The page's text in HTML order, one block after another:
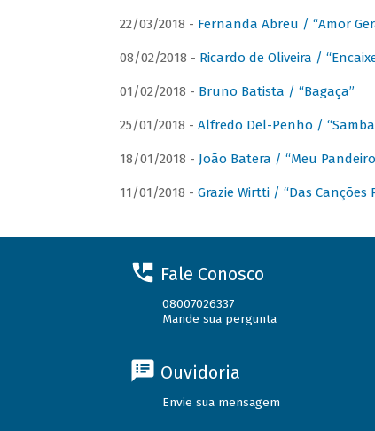
22/03/2018 - Fernanda Abreu / “Amor
08/02/2018 - Ricardo de Oliveira /
01/02/2018 - Bruno Batista / “Bagaça”
25/01/2018 - Alfredo Del-Penho / “Samba
18/01/2018 - João Batera / “Meu
11/01/2018 - Grazie Wirtti / “Das Canções
Fale Conosco
08007026337
Mande sua pergunta
Ouvidoria
Envie sua mensagem